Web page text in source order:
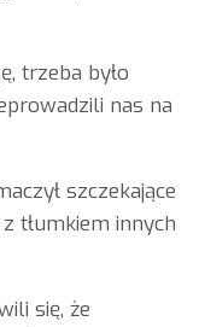
trzeba było
nas na
szczekające
tłumkiem innych
się, że